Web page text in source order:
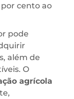
cento ao
pode
além de
O
agrícola